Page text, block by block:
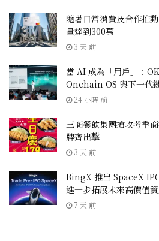
隨著日常消費及合作推
量達到300萬
3 天 前
當 AI 成為「用戶」：
Onchain OS 與下一代
24 小時 前
三商餐飲集團搶攻考季
牌齊出擊
3 天 前
BingX 推出 SpaceX
進一步拓展未來高價值
7 天 前